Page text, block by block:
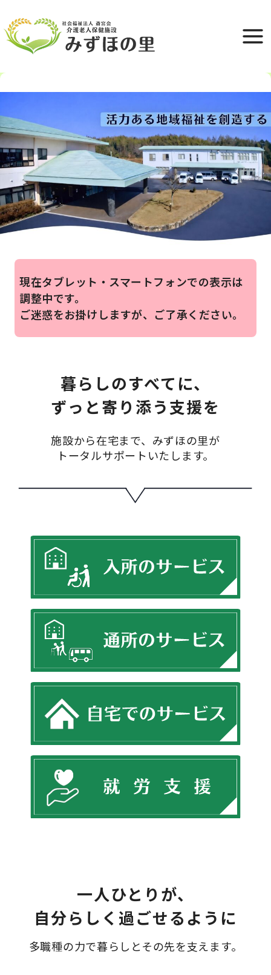
容
プ
現在タブレット・スマートフォンでの表示は
調整中です。
ご迷惑をお掛けしますが、ご了承ください。
暮らしのすべてに、
ずっと寄り添う支援を
施設から在宅まで、みずほの里が
トータルサポートいたします。
一人ひとりが、
自分らしく過ごせるように
多職種の力で暮らしとその先を支えます。